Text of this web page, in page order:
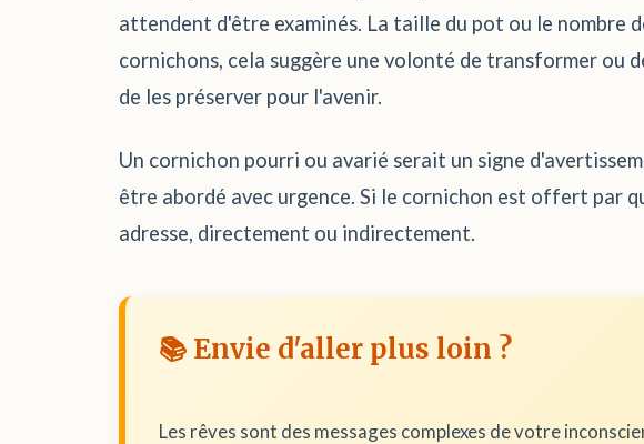
attendent d'être examinés. La taille du pot ou le nombre
cornichons, cela suggère une volonté de transformer ou
de les préserver pour l'avenir.
Un cornichon pourri ou avarié serait un signe
être abordé avec urgence. Si le cornichon est offert par
adresse, directement ou indirectement.
📚 Envie d'aller plus loin ?
Les rêves sont des messages complexes de votre